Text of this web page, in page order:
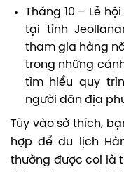
Tháng 10 – Lễ
tại tỉnh
tham gia hàng
trong những
tìm hiểu quy
người dân địa
Tùy vào sở thích,
hợp để du lịch
thường được coi là